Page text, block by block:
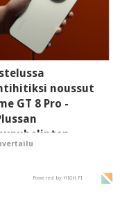
noussut
GT 8 Pro -
Powered by HIGH.FI